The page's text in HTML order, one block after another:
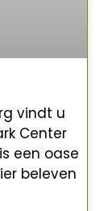
vindt u
Center
een oase
beleven